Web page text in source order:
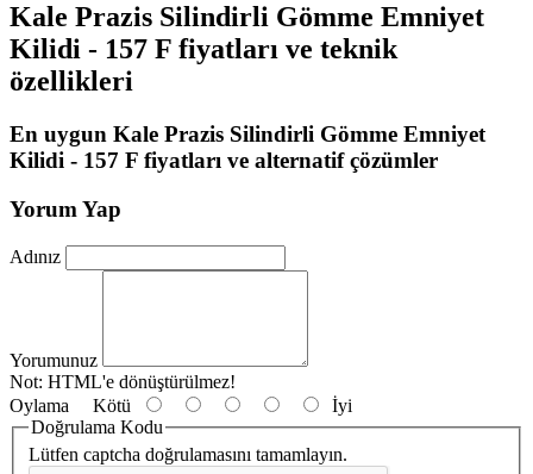
Kale Prazis Silindirli Gömme Emniyet
Kilidi - 157 F fiyatları ve teknik
özellikleri
En uygun Kale Prazis Silindirli Gömme Emniyet
Kilidi - 157 F fiyatları ve alternatif çözümler
Yorum Yap
Adınız
Yorumunuz
Not: HTML'e dönüştürülmez!
Oylama Kötü
İyi
Doğrulama Kodu
Lütfen captcha doğrulamasını tamamlayın.